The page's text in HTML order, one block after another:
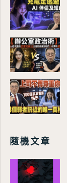
隨機文章